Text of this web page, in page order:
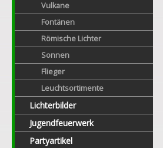
Vulkane
Fontänen
Römische Lichter
Sonnen
Flieger
Leuchtsortimente
Lichterbilder
Jugendfeuerwerk
Partyartikel